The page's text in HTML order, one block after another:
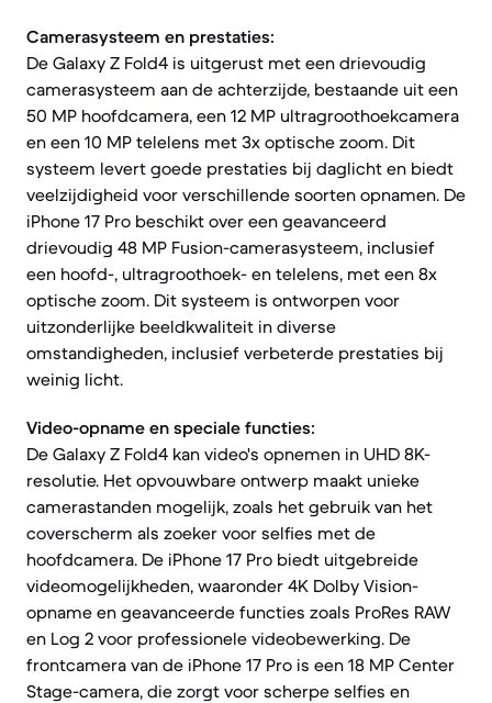
Camerasysteem en prestaties:
De Galaxy Z Fold4 is uitgerust met een drievoudig
camerasysteem aan de achterzijde, bestaande uit een
50 MP hoofdcamera, een 12 MP ultragroothoekcamera
en een 10 MP telelens met 3x optische zoom. Dit
systeem levert goede prestaties bij daglicht en biedt
veelzijdigheid voor verschillende soorten opnamen. De
iPhone 17 Pro beschikt over een geavanceerd
drievoudig 48 MP Fusion-camerasysteem, inclusief
een hoofd-, ultragroothoek- en telelens, met een 8x
optische zoom. Dit systeem is ontworpen voor
uitzonderlijke beeldkwaliteit in diverse
omstandigheden, inclusief verbeterde prestaties bij
weinig licht.
Video-opname en speciale functies:
De Galaxy Z Fold4 kan video's opnemen in UHD 8K-
resolutie. Het opvouwbare ontwerp maakt unieke
camerastanden mogelijk, zoals het gebruik van het
coverscherm als zoeker voor selfies met de
hoofdcamera. De iPhone 17 Pro biedt uitgebreide
videomogelijkheden, waaronder 4K Dolby Vision-
opname en geavanceerde functies zoals ProRes RAW
en Log 2 voor professionele videobewerking. De
frontcamera van de iPhone 17 Pro is een 18 MP Center
Stage-camera, die zorgt voor scherpe selfies en